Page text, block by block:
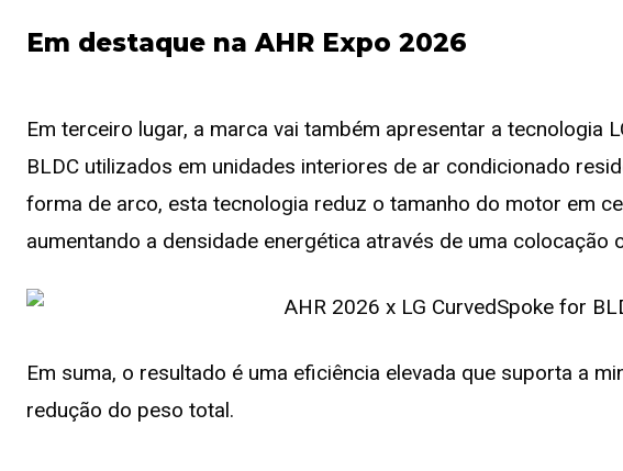
Em destaque na AHR Expo 2026
Em terceiro lugar, a marca vai também apresentar a tecnologia
BLDC utilizados em unidades interiores de ar condicionado
forma de arco, esta tecnologia reduz o tamanho do motor em
aumentando a densidade energética através de uma colocação
Em suma, o resultado é uma eficiência elevada que suporta a
redução do peso total.